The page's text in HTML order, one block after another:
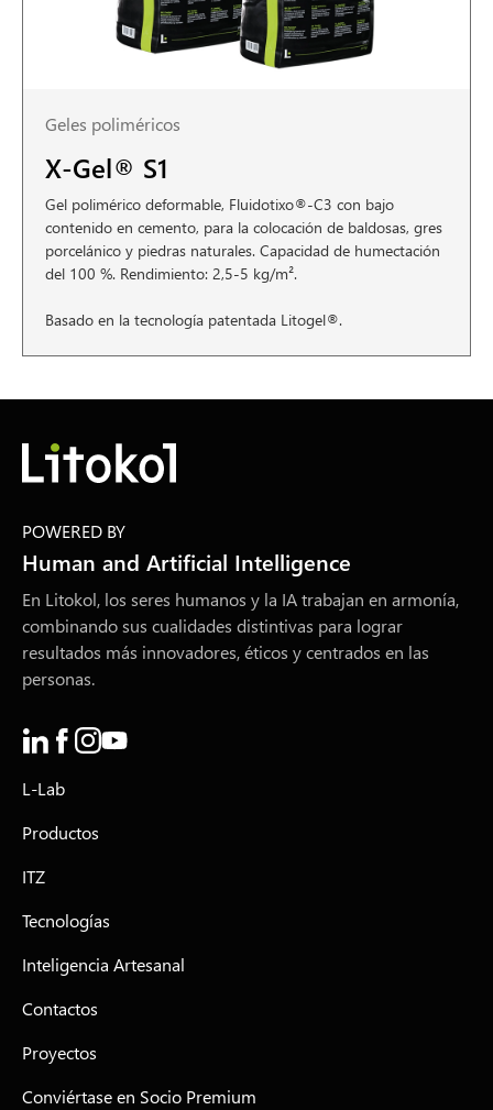
Geles poliméricos
X-Gel® S1
Gel polimérico deformable, Fluidotixo®-C3 con bajo
contenido en cemento, para la colocación de baldosas, gres
porcelánico y piedras naturales. Capacidad de humectación
del 100 %. Rendimiento: 2,5-5 kg/m².
Basado en la tecnología patentada Litogel®.
POWERED BY
Human and Artificial Intelligence
En Litokol, los seres humanos y la IA trabajan en armonía,
combinando sus cualidades distintivas para lograr
resultados más innovadores, éticos y centrados en las
personas.
L-Lab
Productos
ITZ
Tecnologías
Inteligencia Artesanal
Contactos
Proyectos
Conviértase en Socio Premium